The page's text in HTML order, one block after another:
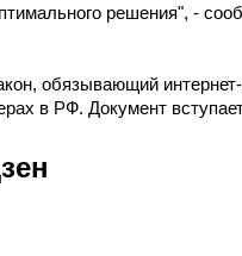
решения", -
обязывающий
в РФ. Документ